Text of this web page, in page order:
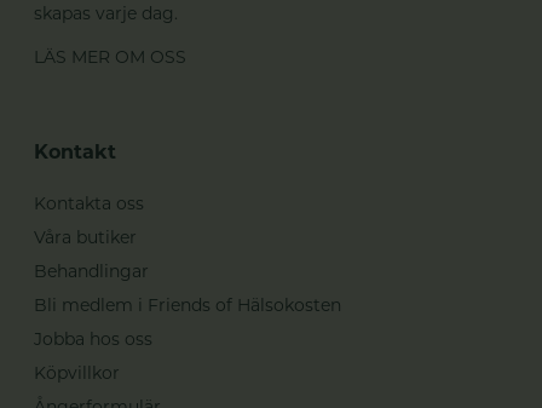
skapas varje dag.
LÄS MER OM OSS
Kontakt
Kontakta oss
Våra butiker
Behandlingar
Bli medlem i Friends of Hälsokosten
Jobba hos oss
Köpvillkor